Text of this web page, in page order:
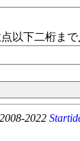
以下二桁ま
2022